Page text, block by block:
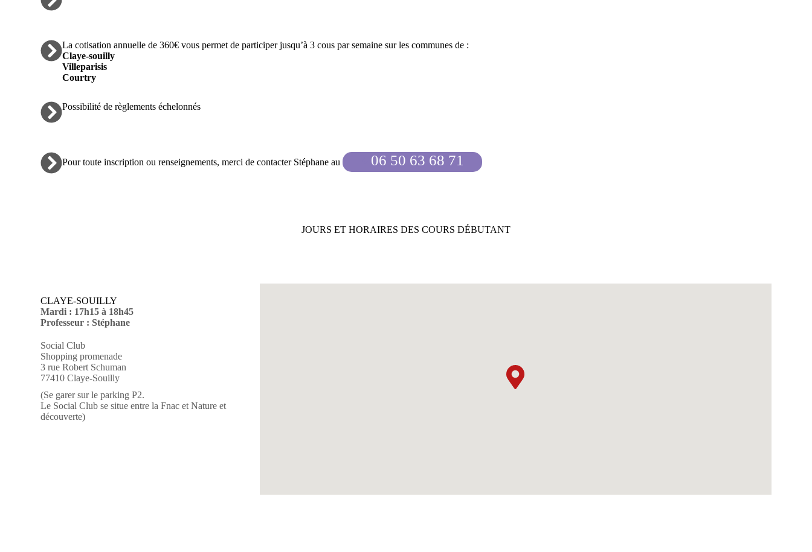
La cotisation annuelle de 360€ vous permet de participer jusqu’à 3 cous par semaine sur les communes de :
Claye-souilly
Villeparisis
Courtry
Possibilité de règlements échelonnés
Pour toute inscription ou renseignements, merci de contacter Stéphane au 06 50 63 68 71
JOURS ET HORAIRES DES COURS DÉBUTANT
CLAYE-SOUILLY
Mardi : 17h15 à 18h45
Professeur : Stéphane
Social Club
Shopping promenade
3 rue Robert Schuman
77410 Claye-Souilly
(Se garer sur le parking P2.
Le Social Club se situe entre la Fnac et Nature et
découverte)